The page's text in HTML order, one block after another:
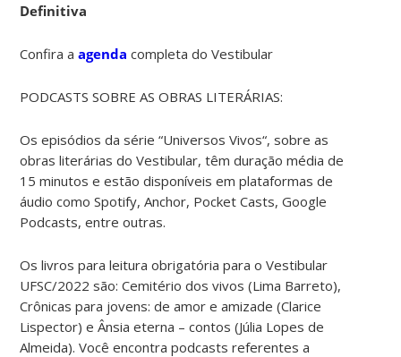
Definitiva
Confira aagendacompleta do Vestibular
PODCASTS SOBRE AS OBRAS LITERÁRIAS:
Os episódios da série “Universos Vivos“, sobre as
obras literárias do Vestibular, têm duração média de
15 minutos e estão disponíveis em plataformas de
áudio como Spotify, Anchor, Pocket Casts, Google
Podcasts, entre outras.
Os livros para leitura obrigatória para o Vestibular
UFSC/2022 são: Cemitério dos vivos (Lima Barreto),
Crônicas para jovens: de amor e amizade (Clarice
Lispector) e Ânsia eterna – contos (Júlia Lopes de
Almeida). Você encontra podcasts referentes a